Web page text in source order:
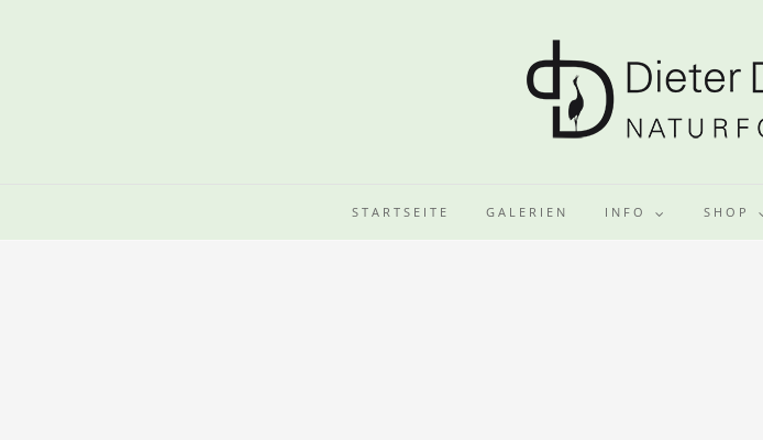
STARTSEITE GALERIEN INFO SHOP